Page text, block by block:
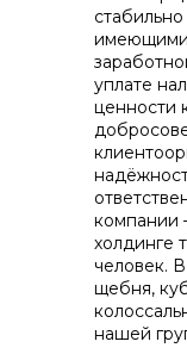
+7
имеющими
уплате
ценности
компании
холдинге
человек.
щебня,
нашей